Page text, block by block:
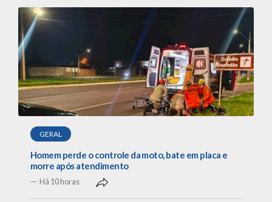
GERAL
Homem perde o controle da moto, bate em placa e
morre após atendimento
Há 10 horas